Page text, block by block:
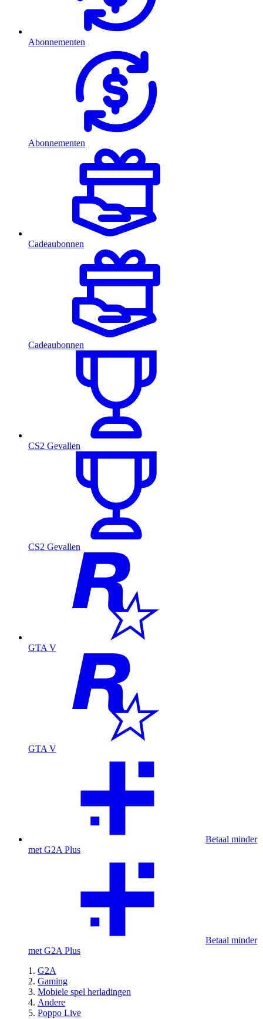
Abonnementen
Abonnementen
Cadeaubonnen
Cadeaubonnen
CS2 Gevallen
CS2 Gevallen
GTA V
GTA V
Betaal minder
met G2A Plus
Betaal minder
met G2A Plus
G2A
Gaming
Mobiele spel herladingen
Andere
Poppo Live